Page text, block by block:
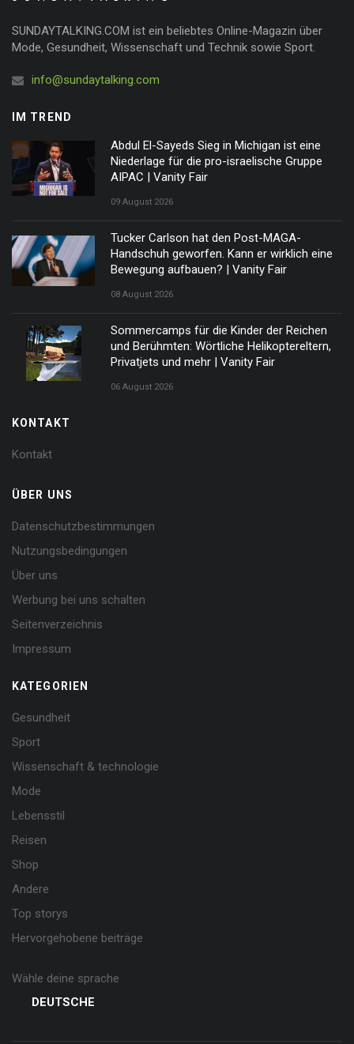
SUNDAYTALKING.COM ist ein beliebtes Online-Magazin über
Mode, Gesundheit, Wissenschaft und Technik sowie Sport.
info@sundaytalking.com
IM TREND
Abdul El-Sayeds Sieg in Michigan ist eine
Niederlage für die pro-israelische Gruppe
AIPAC | Vanity Fair
09 August 2026
Tucker Carlson hat den Post-MAGA-
Handschuh geworfen. Kann er wirklich eine
Bewegung aufbauen? | Vanity Fair
08 August 2026
Sommercamps für die Kinder der Reichen
und Berühmten: Wörtliche Helikoptereltern,
Privatjets und mehr | Vanity Fair
06 August 2026
KONTAKT
Kontakt
ÜBER UNS
Datenschutzbestimmungen
Nutzungsbedingungen
Über uns
Werbung bei uns schalten
Seitenverzeichnis
Impressum
KATEGORIEN
Gesundheit
Sport
Wissenschaft & technologie
Mode
Lebensstil
Reisen
Shop
Andere
Top storys
Hervorgehobene beiträge
Wähle deine sprache
DEUTSCHE